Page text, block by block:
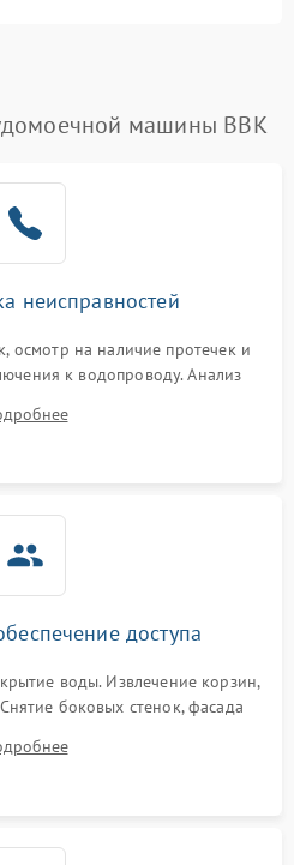
машины BBK
неисправностей
осмотр на наличие протечек и
к водопроводу. Анализ
слива, нагрева, вращения
системы защиты
доступа
воды. Извлечение корзин,
боковых стенок, фасада
ТЭНу и сливной помпе.